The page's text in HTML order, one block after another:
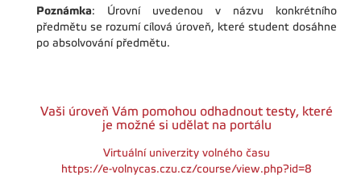
Poznámka: Úrovní uvedenou v názvu konkrétního
předmětu se rozumí cílová úroveň, které student dosáhne
po absolvování předmětu.
Vaši úroveň Vám pomohou odhadnout testy, které
je možné si udělat na portálu
Virtuální univerzity volného času
https://e-volnycas.czu.cz/course/view.php?id=8